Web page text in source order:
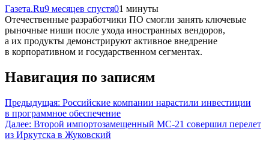
Газета.Ru9 месяцев спустя01 минуты
Отечественные разработчики ПО смогли занять ключевые
рыночные ниши после ухода иностранных вендоров,
а их продукты демонстрируют активное внедрение
в корпоративном и государственном сегментах.
Навигация по записям
Предыдущая: Российские компании нарастили инвестиции
в программное обеспечение
Далее: Второй импортозамещенный МС-21 совершил перелет
из Иркутска в Жуковский